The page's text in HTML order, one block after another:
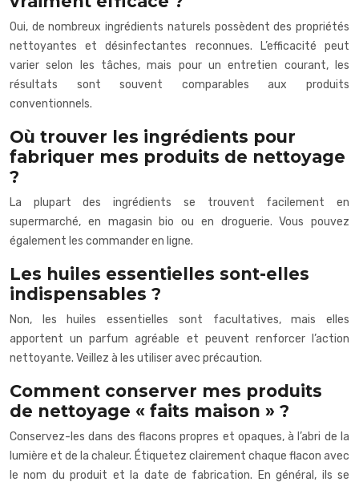
Oui, de nombreux ingrédients naturels possèdent des propriétés
nettoyantes et désinfectantes reconnues. L’efficacité peut
varier selon les tâches, mais pour un entretien courant, les
résultats sont souvent comparables aux produits
conventionnels.
Où trouver les ingrédients pour
fabriquer mes produits de nettoyage
?
La plupart des ingrédients se trouvent facilement en
supermarché, en magasin bio ou en droguerie. Vous pouvez
également les commander en ligne.
Les huiles essentielles sont-elles
indispensables ?
Non, les huiles essentielles sont facultatives, mais elles
apportent un parfum agréable et peuvent renforcer l’action
nettoyante. Veillez à les utiliser avec précaution.
Comment conserver mes produits
de nettoyage « faits maison » ?
Conservez-les dans des flacons propres et opaques, à l’abri de la
lumière et de la chaleur. Étiquetez clairement chaque flacon avec
le nom du produit et la date de fabrication. En général, ils se